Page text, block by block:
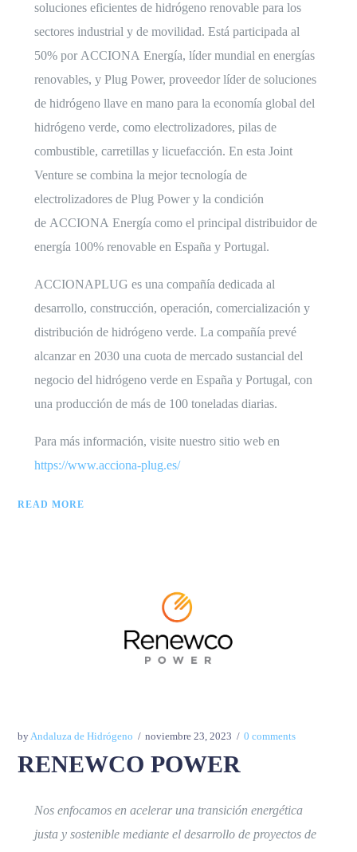
soluciones eficientes de hidrógeno renovable para los
sectores industrial y de movilidad. Está participada al
50% por ACCIONA Energía, líder mundial en energías
renovables, y Plug Power, proveedor líder de soluciones
de hidrógeno llave en mano para la economía global del
hidrógeno verde, como electrolizadores, pilas de
combustible, carretillas y licuefacción. En esta Joint
Venture se combina la mejor tecnología de
electrolizadores de Plug Power y la condición
de ACCIONA Energía como el principal distribuidor de
energía 100% renovable en España y Portugal.
ACCIONAPLUG es una compañía dedicada al
desarrollo, construcción, operación, comercialización y
distribución de hidrógeno verde. La compañía prevé
alcanzar en 2030 una cuota de mercado sustancial del
negocio del hidrógeno verde en España y Portugal, con
una producción de más de 100 toneladas diarias.
Para más información, visite nuestro sitio web en
https://www.acciona-plug.es/
READ MORE
by Andaluza de Hidrógeno noviembre 23, 2023 0 comments
RENEWCO POWER
Nos enfocamos en acelerar una transición energética
justa y sostenible mediante el desarrollo de proyectos de